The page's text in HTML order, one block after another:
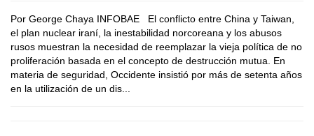
Por George Chaya INFOBAE El conflicto entre China y Taiwan,
el plan nuclear iraní, la inestabilidad norcoreana y los abusos
rusos muestran la necesidad de reemplazar la vieja política de no
proliferación basada en el concepto de destrucción mutua. En
materia de seguridad, Occidente insistió por más de setenta años
en la utilización de un dis...